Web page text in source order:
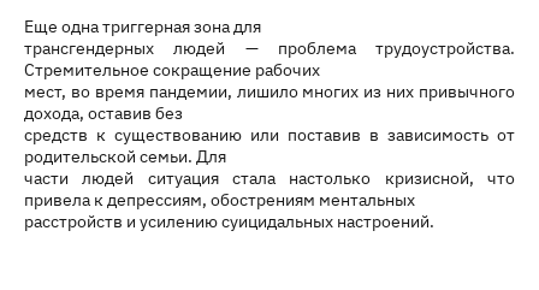
Еще одна триггерная зона для
трансгендерных людей — проблема трудоустройства.
Стремительное сокращение рабочих
мест, во время пандемии, лишило многих из них привычного
дохода, оставив без
средств к существованию или поставив в зависимость от
родительской семьи. Для
части людей ситуация стала настолько кризисной, что
привела к депрессиям, обострениям ментальных
расстройств и усилению суицидальных настроений.